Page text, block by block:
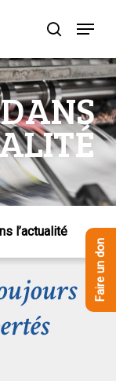
recherche
Menu
DANS
l’actualité
Menu
Faire un don